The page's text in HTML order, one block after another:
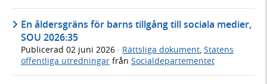
En åldersgräns för barns tillgång till sociala medier,
SOU 2026:35
Publicerad 02 juni 2026 · Rättsliga dokument, Statens
offentliga utredningar från Socialdepartementet